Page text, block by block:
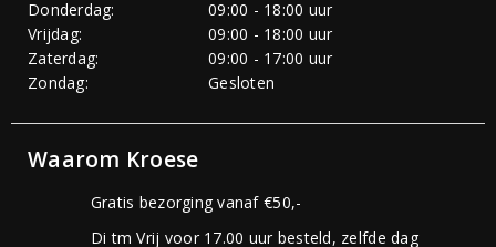
Donderdag:
09:00 - 18:00 uur
Vrijdag:
09:00 - 18:00 uur
Zaterdag:
09:00 - 17:00 uur
Zondag:
Gesloten
Waarom Kroese
Gratis bezorging vanaf €50,-
Di tm Vrij voor 17.00 uur besteld, zelfde dag